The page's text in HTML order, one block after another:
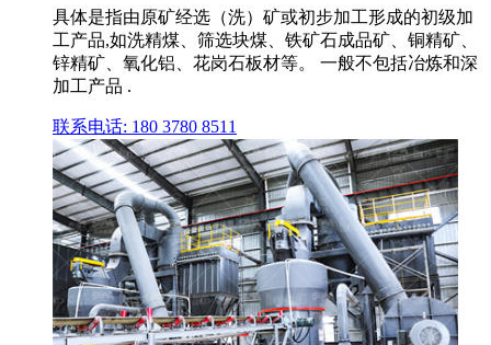
具体是指由原矿经选（洗）矿或初步加工形成的初级加
工产品,如洗精煤、筛选块煤、铁矿石成品矿、铜精矿、
锌精矿、氧化铝、花岗石板材等。 一般不包括冶炼和深
加工产品 .
联系电话: 180 3780 8511